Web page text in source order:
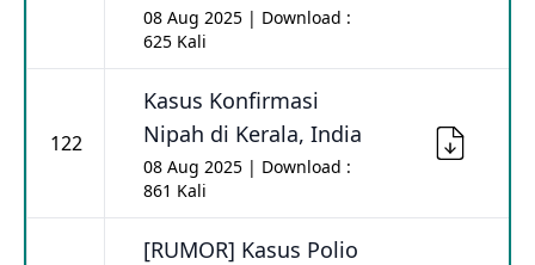
08 Aug 2025 | Download :
625 Kali
122
Kasus Konfirmasi
Nipah di Kerala, India
08 Aug 2025 | Download :
861 Kali
[RUMOR] Kasus Polio